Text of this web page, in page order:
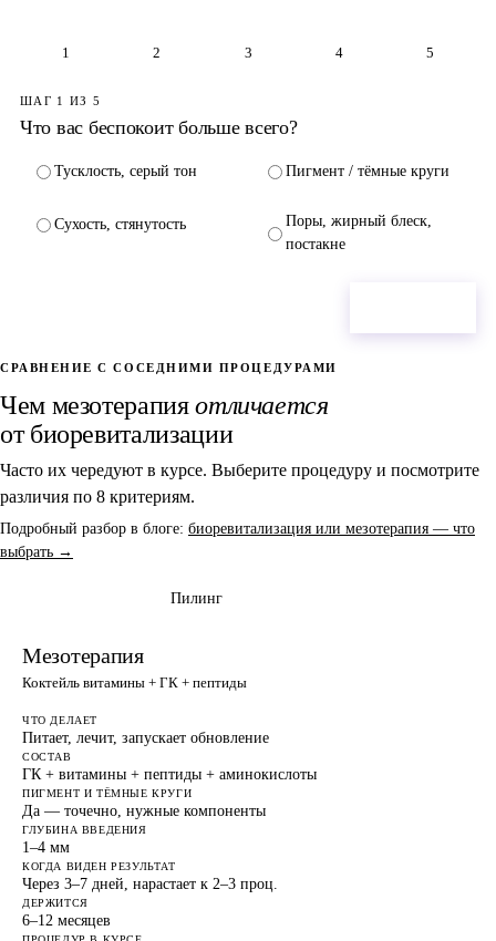
1 2 3 4 5
ШАГ 1 ИЗ 5
Что вас беспокоит больше всего?
Тусклость, серый тон Пигмент / тёмные круги
Сухость, стянутость
Поры, жирный блеск,
постакне
СРАВНЕНИЕ С СОСЕДНИМИ ПРОЦЕДУРАМИ
Чем мезотерапияотличается
отбиоревитализации
Часто их чередуют в курсе. Выберите процедуру и посмотрите
различия по 8 критериям.
Подробный разбор в блоге: биоревитализация или мезотерапия — что
выбрать →
Пилинг
Мезотерапия
Коктейль витамины + ГК + пептиды
ЧТО ДЕЛАЕТ
Питает, лечит, запускает обновление
СОСТАВ
ГК + витамины + пептиды + аминокислоты
ПИГМЕНТ И ТЁМНЫЕ КРУГИ
Да — точечно, нужные компоненты
ГЛУБИНА ВВЕДЕНИЯ
1–4 мм
КОГДА ВИДЕН РЕЗУЛЬТАТ
Через 3–7 дней, нарастает к 2–3 проц.
ДЕРЖИТСЯ
6–12 месяцев